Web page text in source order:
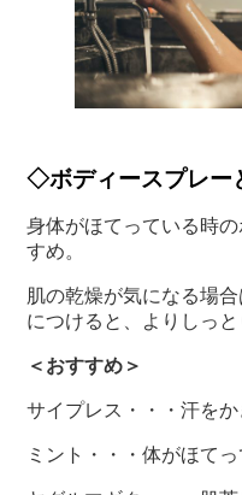
◇ボディースプレー
身体がほてっている時
すめ。
肌の乾燥が気になる場
につけると、よりしっと
＜おすすめ＞
サイプレス・・・汗を
ミント・・・体がほて